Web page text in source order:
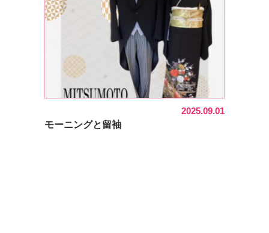
2025.09.01
モーニングと留袖